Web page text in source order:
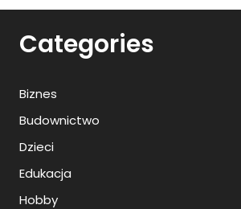
Categories
Biznes
Budownictwo
Dzieci
Edukacja
Hobby